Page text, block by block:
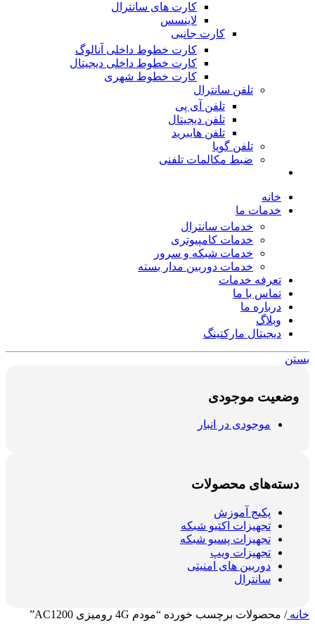
کارت های سانترال
لاینسس
کارت جانبی
کارت خطوط داخلی آنالوگ
کارت خطوط داخلی دیجیتال
کارت خطوط شهری
تلفن سانترال
تلفن آی پی
تلفن دیجیتال
تلفن هایبرید
تلفن گویا
ضبط مکالمات تلفنی
خانه
خدمات ما
خدمات سانترال
خدمات کامپیوتری
خدمات شبکه و سرور
خدمات دوربین مدار بسته
تعرفه خدمات
تماس با ما
درباره ما
وبلاگ
دیجیتال مارکتینگ
بستن
وضعیت موجودی
موجودی در انبار
دسته‌های محصولات
پکیج آموزش
تجهیزات اکتیو شبکه
تجهیزات پسیو شبکه
تجهیزات ویپ
دوربین های امنیتی
سانترال
خانه/ محصولات برچسب خورده “مودم 4G رومیزی AC1200”